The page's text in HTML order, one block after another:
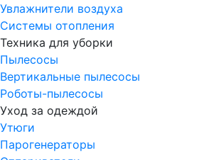
Увлажнители воздуха
Системы отопления
Техника для уборки
Пылесосы
Вертикальные пылесосы
Роботы-пылесосы
Уход за одеждой
Утюги
Парогенераторы